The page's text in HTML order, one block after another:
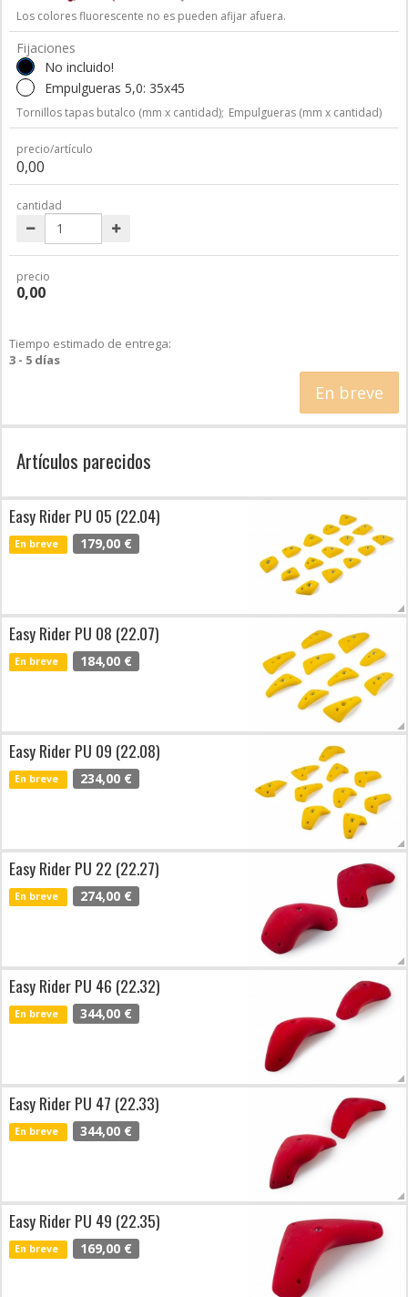
Los colores fluorescente no es pueden afijar afuera.
Fijaciones
No incluido!
Empulgueras 5,0: 35x45
Tornillos tapas butalco (mm x cantidad); Empulgueras (mm x cantidad)
precio/artículo
0,00
cantidad
precio
0,00
Tiempo estimado de entrega:
3 - 5 días
En breve
Artículos parecidos
Easy Rider PU 05 (22.04)
En breve 179,00 €
Easy Rider PU 08 (22.07)
En breve 184,00 €
Easy Rider PU 09 (22.08)
En breve 234,00 €
Easy Rider PU 22 (22.27)
En breve 274,00 €
Easy Rider PU 46 (22.32)
En breve 344,00 €
Easy Rider PU 47 (22.33)
En breve 344,00 €
Easy Rider PU 49 (22.35)
En breve 169,00 €